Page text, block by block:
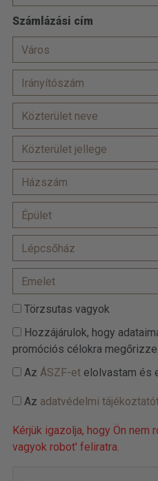
Számlázási cím
Törzsutas vagyok
Hozzájárulok, hogy
promóciós célokra megőrizze.
Az ÁSZF-etelolvastam és
Az adatvédelmi
Kérjük igazolja, hogy Ön nem
vagyok robot' feliratra.